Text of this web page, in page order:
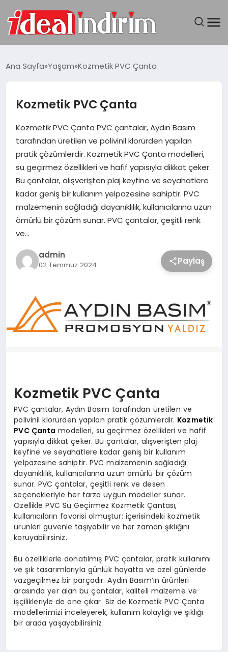
BILGISAYAR
DÜNYA
SEYAHAT
TEKNOLOJI
YAŞAM
Ana Sayfa Yaşam Kozmetik PVC Çanta
Kozmetik PVC Çanta
Kozmetik PVC Çanta PVC çantalar, Aydın Basım
tarafından üretilen ve polivinil klorürden yapılan
pratik çözümlerdir. Kozmetik PVC Çanta modelleri,
su geçirmez özellikleri ve hafif yapısıyla dikkat çeker.
Bu çantalar, alışverişten plaj keyfine ve seyahatlere
kadar geniş bir kullanım yelpazesine sahiptir. PVC
malzemenin sağladığı dayanıklılık, kullanıcılarına uzun
ömürlü bir çözüm sunar. PVC çantalar, çeşitli renk
ve…
admin
02 Temmuz 2024 Paylaş
Kozmetik PVC Çanta
PVC çantalar, Aydın Basım tarafından üretilen ve
polivinil klorürden yapılan pratik çözümlerdir. Kozmetik
PVC Çanta modelleri, su geçirmez özellikleri ve hafif
yapısıyla dikkat çeker. Bu çantalar, alışverişten plaj
keyfine ve seyahatlere kadar geniş bir kullanım
yelpazesine sahiptir. PVC malzemenin sağladığı
dayanıklılık, kullanıcılarına uzun ömürlü bir çözüm
sunar. PVC çantalar, çeşitli renk ve desen
seçenekleriyle her tarza uygun modeller sunar.
Özellikle PVC Su Geçirmez Kozmetik Çantası,
kullanıcıların favorisi olmuştur; içerisindeki kozmetik
ürünleri güvenle taşıyabilir ve her zaman şıklığını
koruyabilirsiniz.
Bu özelliklerle donatılmış PVC çantalar, pratik kullanımı
ve şık tasarımlarıyla günlük hayatta ve özel günlerde
vazgeçilmez bir parçadır. Aydın Basım’ın ürünleri
arasında yer alan bu çantalar, kaliteli malzeme ve
işçilikleriyle de öne çıkar. Siz de Kozmetik PVC Çanta
modellerimizi inceleyerek, kullanım kolaylığı ve şıklığı
bir arada yaşayabilirsiniz.